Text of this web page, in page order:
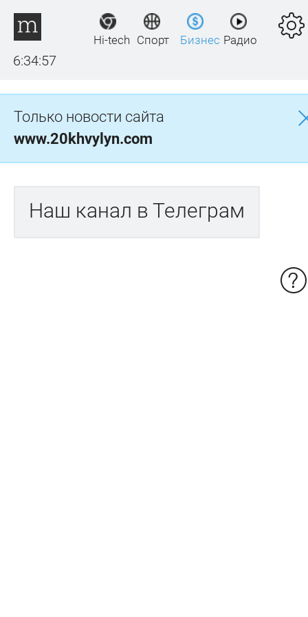
6:34:57
Hi-tech Спорт Бизнес Радио
Только новости сайта
www.20khvylyn.com
Наш канал в Телеграм